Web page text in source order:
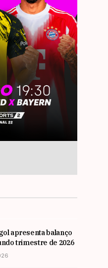
apresenta balanço
trimestre de 2026